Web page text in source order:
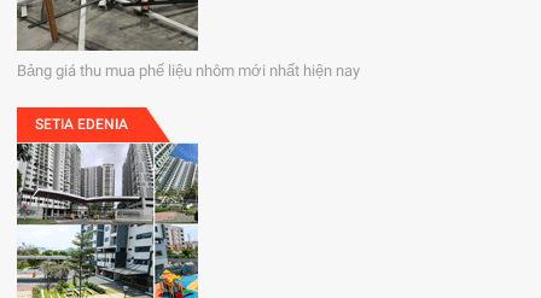
Bảng giá thu mua phế liệu nhôm mới nhất hiện nay
SETIA EDENIA